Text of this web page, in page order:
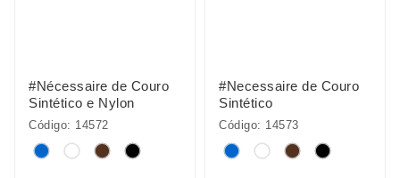
#Nécessaire de Couro
Sintético e Nylon
Código: 14572
#Necessaire de Couro
Sintético
Código: 14573